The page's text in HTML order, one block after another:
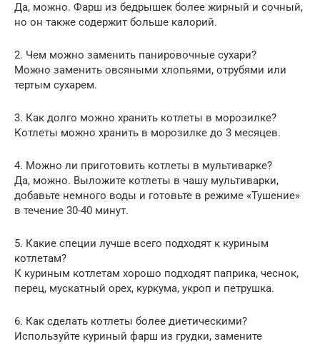
Да, можно. Фарш из бедрышек более жирный и сочный,
но он также содержит больше калорий.
2. Чем можно заменить панировочные сухари?
Можно заменить овсяными хлопьями, отрубями или
тертым сухарем.
3. Как долго можно хранить котлеты в морозилке?
Котлеты можно хранить в морозилке до 3 месяцев.
4. Можно ли приготовить котлеты в мультиварке?
Да, можно. Выложите котлеты в чашу мультиварки,
добавьте немного воды и готовьте в режиме «Тушение»
в течение 30-40 минут.
5. Какие специи лучше всего подходят к куриным
котлетам?
К куриным котлетам хорошо подходят паприка, чеснок,
перец, мускатный орех, куркума, укроп и петрушка.
6. Как сделать котлеты более диетическими?
Используйте куриный фарш из грудки, замените